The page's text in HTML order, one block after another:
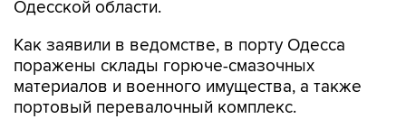
Одесской области.
Как заявили в ведомстве, в порту Одесса
поражены склады горюче-смазочных
материалов и военного имущества, а также
портовый перевалочный комплекс.